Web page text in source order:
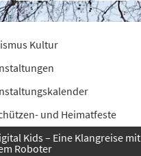
Kultur
und Heimatfeste
Kids – Eine Klangreise mit
Roboter